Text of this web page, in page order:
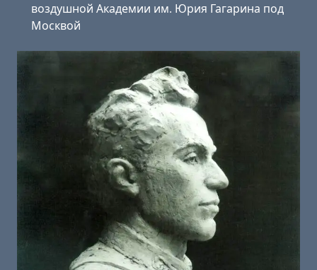
воздушной Академии им. Юрия Гагарина под
Москвой